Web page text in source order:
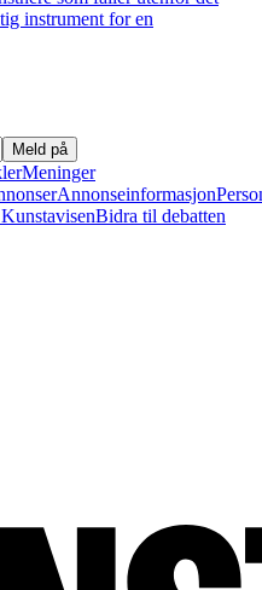
instrument for en
Meld på
Meninger
Annonseinformasjon
Bidra til debatten